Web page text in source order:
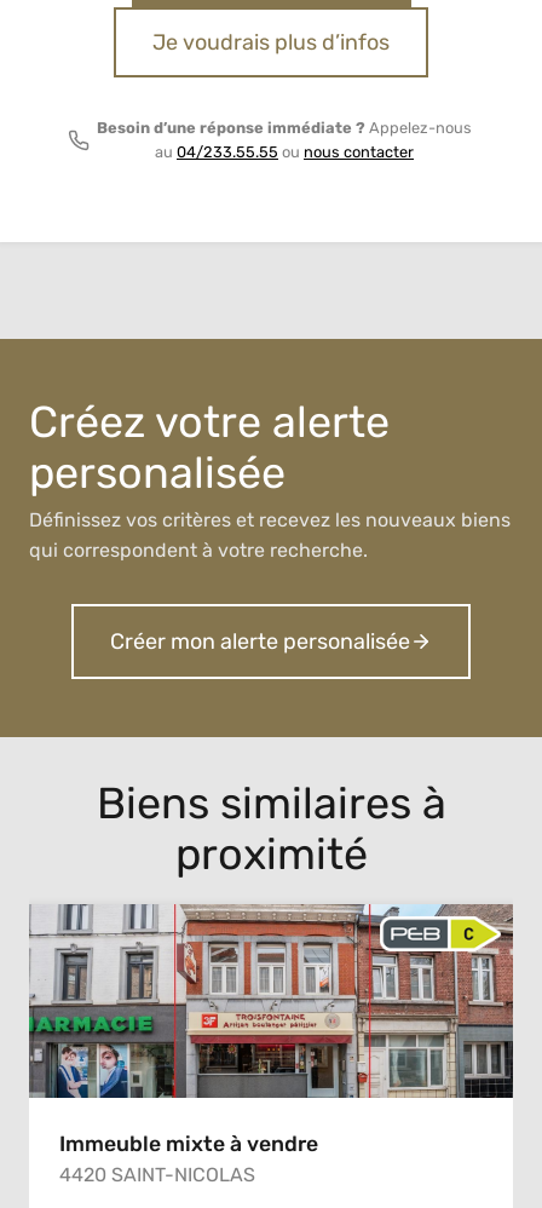
Je voudrais plus d’infos
Besoin d’une réponse immédiate ? Appelez-nous
au 04/233.55.55 ou nous contacter
Créez votre alerte
personalisée
Définissez vos critères et recevez les nouveaux biens
qui correspondent à votre recherche.
Créer mon alerte personalisée
Biens similaires à
proximité
Immeuble mixte à vendre
4420 SAINT-NICOLAS